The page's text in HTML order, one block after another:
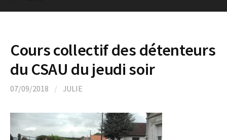
Cours collectif des détenteurs
du CSAU du jeudi soir
07/09/2018 / JULIE